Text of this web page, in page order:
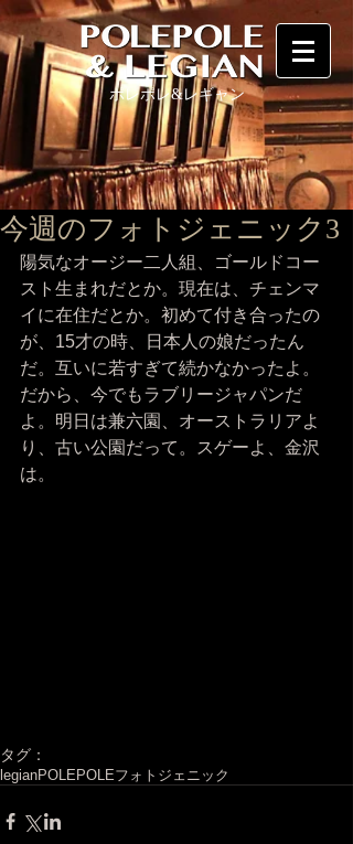
ポレポレ&レギャン
今週のフォトジェニック3
陽気なオージー二人組、ゴールドコー
スト生まれだとか。現在は、チェンマ
イに在住だとか。初めて付き合ったの
が、15才の時、日本人の娘だったん
だ。互いに若すぎて続かなかったよ。
だから、今でもラブリージャパンだ
よ。明日は兼六園、オーストラリアよ
り、古い公園だって。スゲーよ、金沢
は。
タグ：
legianPOLEPOLEフォトジェニック